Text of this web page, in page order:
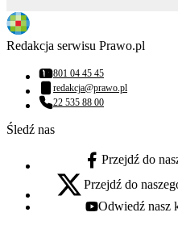
Redakcja serwisu Prawo.pl
Numer telefonu:
801 04 45 45
Adres email:
redakcja@prawo.pl
Numer telefonu:
22 535 88 00
Śledź nas
facebook - otwiera się
Przejdź do
x - otwiera się w nowej karcie
Przejdź do
youtube - otwiera się w
Odwiedź nasz